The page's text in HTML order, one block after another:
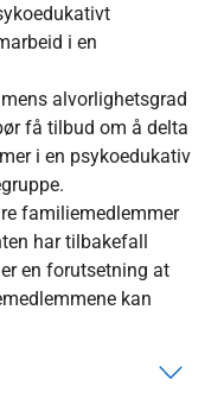
i en
alvorlighetsgrad
få tilbud om å delta
i en psykoedukativ
familiemedlemmer
har tilbakefall
en forutsetning at
kan